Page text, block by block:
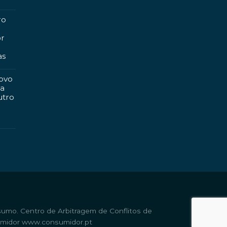
Centro de Arbitragem de Conflitos de
www.consumidor.pt